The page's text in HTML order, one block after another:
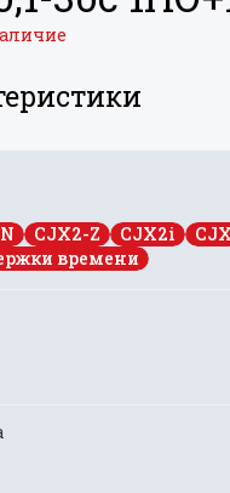
CJX2-Z CJX2i
времени